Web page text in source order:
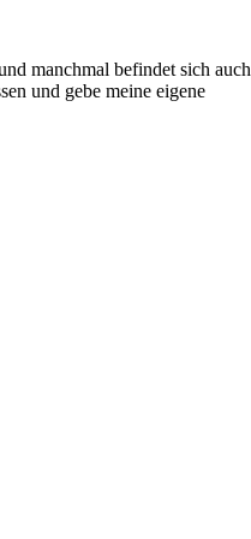
manchmal befindet sich auch
und gebe meine eigene